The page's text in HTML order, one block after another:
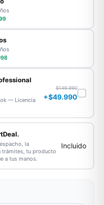
— Licencia
$149.990
+$49.990
la
trámites, tu producto
a tus manos.
Incluido